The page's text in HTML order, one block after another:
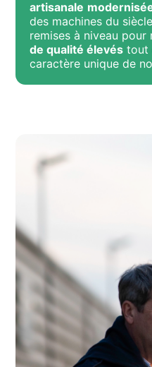
artisanale
des machines du
remises à niveau
de qualité élevés tout
caractère unique de